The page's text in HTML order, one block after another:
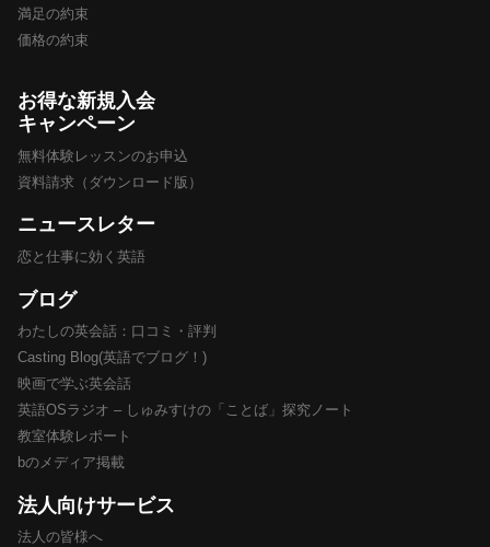
満足の約束
価格の約束
お得な新規入会
キャンペーン
無料体験レッスンのお申込
資料請求（ダウンロード版）
ニュースレター
恋と仕事に効く英語
ブログ
わたしの英会話：口コミ・評判
Casting Blog(英語でブログ！)
映画で学ぶ英会話
英語OSラジオ – しゅみすけの「ことば」探究ノート
教室体験レポート
bのメディア掲載
法人向けサービス
法人の皆様へ